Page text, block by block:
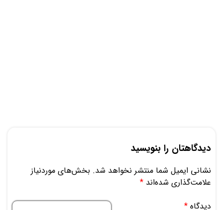
دیدگاهتان را بنویسید
نشانی ایمیل شما منتشر نخواهد شد. بخش‌های موردنیاز
علامت‌گذاری شده‌اند *
دیدگاه *